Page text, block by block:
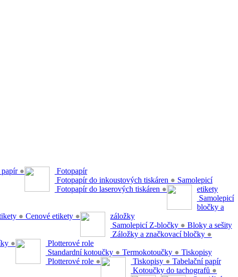
●
Fotopapír
Fotopapír do inkoustových tiskáren ●
Fotopapír do laserových tiskáren ●
Samolepicí
etikety
● Cenové etikety ●
Samolepicí
bločky a
záložky
Samolepicí Z-bločky ●
Záložky a značkovací bločky ●
Bloky a sešity
●
Plotterové role
Standardní kotoučky ● Termokotoučky ●
Plotterové role ●
Tiskopisy
Tiskopisy ●
Kotoučky do tachografů ●
Tabelační papír